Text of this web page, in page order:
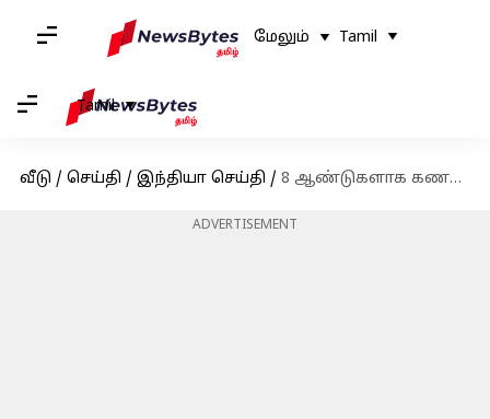
மேலும் Tamil
Tamil
வீடு / செய்தி / இந்தியா செய்தி / 8 ஆண்டுகளாக கணவரை 'அண்ணா' என அழைத்த பெண் - வைரல் வீடியோ
ADVERTISEMENT